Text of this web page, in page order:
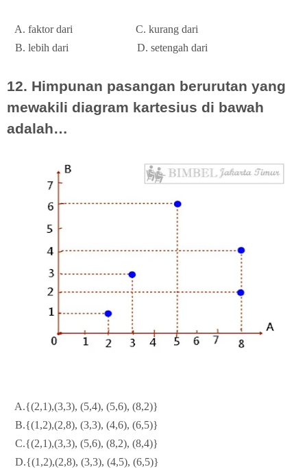
A. faktor dari
C. kurang dari
B. lebih dari
D. setengah dari
12. Himpunan pasangan berurutan yang
mewakili diagram kartesius di bawah
adalah…
A.{(2,1),(3,3), (5,4), (5,6), (8,2)}
B.{(1,2),(2,8), (3,3), (4,6), (6,5)}
C.{(2,1),(3,3), (5,6), (8,2), (8,4)}
D.{(1,2),(2,8), (3,3), (4,5), (6,5)}